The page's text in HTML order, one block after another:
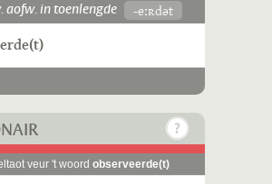
aofw. in toenlengde -eːʀdət
veur 't woord observeerde(t)